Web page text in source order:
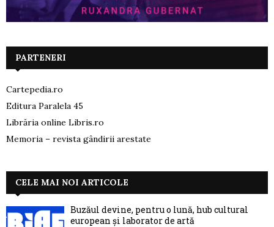
PARTENERI
Cartepedia.ro
Editura Paralela 45
Librăria online Libris.ro
Memoria – revista gândirii arestate
CELE MAI NOI ARTICOLE
Buzăul devine, pentru o lună, hub cultural
european și laborator de artă